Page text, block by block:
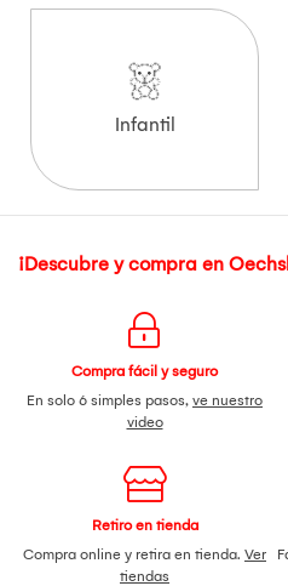
Infantil
¡Descubre y compra en
Compra fácil y seguro
En solo 6 simples pasos, ve nuestro
video
Retiro en tienda
Compra online y retira en tienda. Ver
tiendas